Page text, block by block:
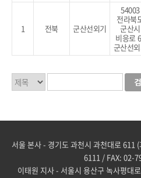
1 전북 군산선외기
54003
전라북
군산시
비응로
군산선
서울 본사 - 경기도 과천시 과천대로
6111 / FAX: 02-
이태원 지사 - 서울시 용산구 녹사평대